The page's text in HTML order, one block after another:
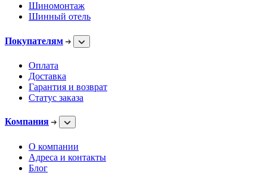
Шиномонтаж
Шинный отель
Покупателям
Оплата
Доставка
Гарантия и возврат
Статус заказа
Компания
О компании
Адреса и контакты
Блог